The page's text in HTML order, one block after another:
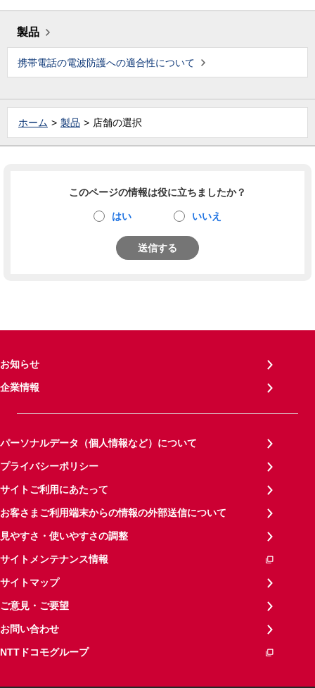
製品
携帯電話の電波防護への適合性について
ホーム 製品 店舗の選択
このページの情報は役に立ちましたか？
はい いいえ
送信する
お知らせ
企業情報
パーソナルデータ（個人情報など）について
プライバシーポリシー
サイトご利用にあたって
お客さまご利用端末からの情報の外部送信について
見やすさ・使いやすさの調整
サイトメンテナンス情報
サイトマップ
ご意見・ご要望
お問い合わせ
NTTドコモグループ